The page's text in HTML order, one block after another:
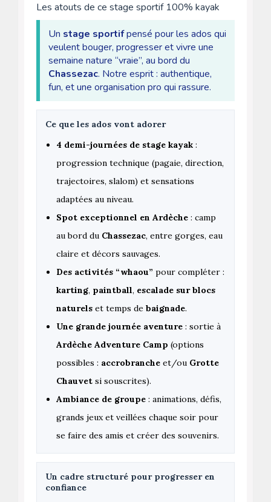
Les atouts de ce stage sportif 100% kayak
Un stage sportifpensé pour les ados qui
veulent bouger, progresser et vivre une
semaine nature “vraie”, au bord du
Chassezac. Notre esprit : authentique,
fun, et une organisation pro qui rassure.
Ce que les ados vont adorer
4 demi-journées de stage kayak :
progression technique (pagaie, direction,
trajectoires, slalom) et sensations
adaptées au niveau.
Spot exceptionnel en Ardèche : camp
au bord du Chassezac, entre gorges, eau
claire et décors sauvages.
Des activités “whaou” pour compléter :
karting, paintball, escalade sur blocs
naturels et temps de baignade.
Une grande journée aventure : sortie à
Ardèche Adventure Camp (options
possibles : accrobranche et/ou Grotte
Chauvet si souscrites).
Ambiance de groupe : animations, défis,
grands jeux et veillées chaque soir pour
se faire des amis et créer des souvenirs.
Un cadre structuré pour progresser en
confiance